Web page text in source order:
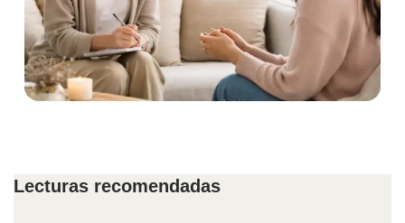
Lecturas recomendadas